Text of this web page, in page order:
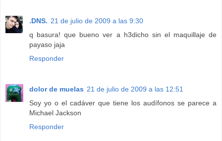
.DNS. 21 de julio de 2009 a las 9:30
q basura! que bueno ver a h3dicho sin el maquillaje de
payaso jaja
Responder
dolor de muelas 21 de julio de 2009 a las 12:51
Soy yo o el cadáver que tiene los audífonos se parece a
Michael Jackson
Responder